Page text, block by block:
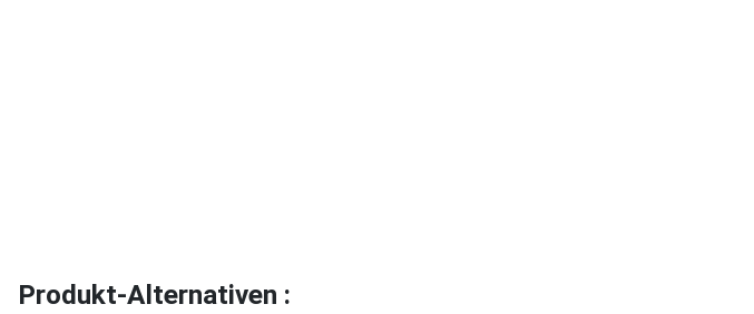
Produkt-Alternativen :